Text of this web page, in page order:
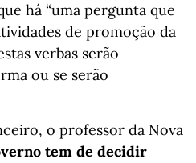
há “uma pergunta que
de promoção da
verbas serão
ou se serão
o professor da Nova
tem de decidir